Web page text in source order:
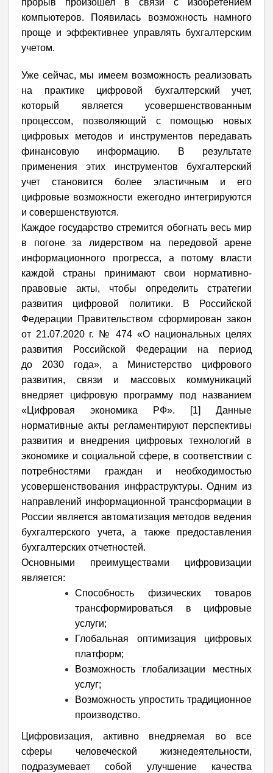
прорыв произошел в связи с изобретением
компьютеров. Появилась возможность намного
проще и эффективнее управлять бухгалтерским
учетом.
Уже сейчас, мы имеем возможность реализовать
на практике цифровой бухгалтерский учет,
который является усовершенствованным
процессом, позволяющий с помощью новых
цифровых методов и инструментов передавать
финансовую информацию. В результате
применения этих инструментов бухгалтерский
учет становится более эластичным и его
цифровые возможности ежегодно интегрируются
и совершенствуются.
Каждое государство стремится обогнать весь мир
в погоне за лидерством на передовой арене
информационного прогресса, а потому власти
каждой страны принимают свои нормативно-
правовые акты, чтобы определить стратегии
развития цифровой политики. В Российской
Федерации Правительством сформирован закон
от 21.07.2020 г. № 474 «О национальных целях
развития Российской Федерации на период
до 2030 года», а Министерство цифрового
развития, связи и массовых коммуникаций
внедряет цифровую программу под названием
«Цифровая экономика РФ». [1] Данные
нормативные акты регламентируют перспективы
развития и внедрения цифровых технологий в
экономике и социальной сфере, в соответствии с
потребностями граждан и необходимостью
усовершенствования инфраструктуры. Одним из
направлений информационной трансформации в
России является автоматизация методов ведения
бухгалтерского учета, а также предоставления
бухгалтерских отчетностей.
Основными преимуществами цифровизации
является:
Способность физических товаров
трансформироваться в цифровые
услуги;
Глобальная оптимизация цифровых
платформ;
Возможность глобализации местных
услуг;
Возможность упростить традиционное
производство.
Цифровизация, активно внедряемая во все
сферы человеческой жизнедеятельности,
подразумевает собой улучшение качества